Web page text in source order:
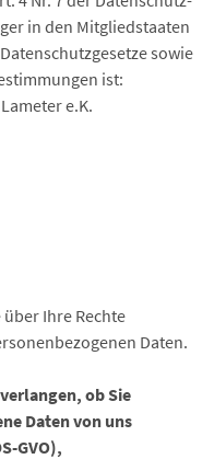
in den Mitgliedstaaten
sowie
ist:
e.K.
Ihre Rechte
Daten.
ob Sie
Daten von uns
GVO),